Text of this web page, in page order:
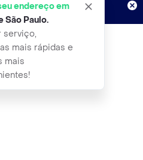
endereço em
São Paulo.
serviço,
mais rápidas e
mais
por 15 dias!
Aplicam T&C